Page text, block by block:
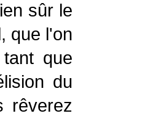
sûr le
que l'on
que
du
rêverez